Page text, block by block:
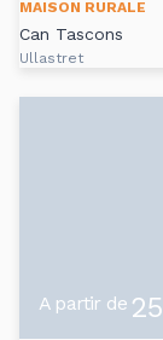
MAISON RURALE
Can Tascons
Ullastret
A partir de 25